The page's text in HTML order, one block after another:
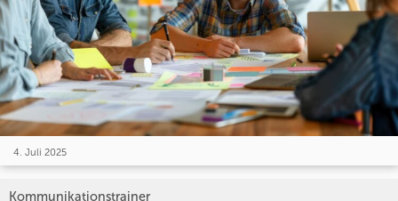
4. Juli 2025
Kommunikationstrainer